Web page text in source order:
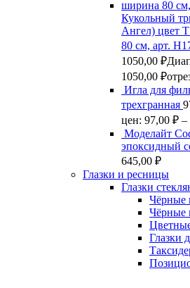
Кукольный
Ангел) цвет
80 см, арт.
1050,00 ₽
1050,00 ₽
Игла для
трехгранная
цен: 97,00 ₽ –
Моделайт
эпоксидный
645,00 ₽
Глазки и ресницы
Глазки
Чёрные
Чёрные
Глазки